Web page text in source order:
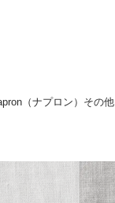
（ナプロン）その他